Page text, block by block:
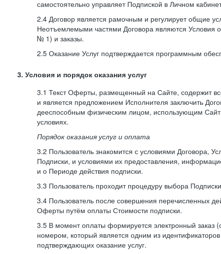
самостоятельно управляет Подпиской в Личном
2.4 Договор является рамочным и регулирует общие
Неотъемлемыми частями Договора являются Условия
№ 1) и заказы.
2.5 Оказание Услуг подтверждается программным
3. Условия и порядок оказания услуг
3.1 Текст Оферты, размещенный на Сайте, содержит
и является предложением Исполнителя заключить
дееспособным физическим лицом, использующим
условиях.
Порядок оказания услуг и оплата
3.2 Пользователь знакомится с условиями Договора,
Подписки, и условиями их предоставления,
и о Периоде действия подписки.
3.3 Пользователь проходит процедуру выбора
3.4 Пользователь после совершения перечисленных
Оферты путём оплаты Стоимости подписки.
3.5 В момент оплаты формируется электронный заказ
номером, который является одним из
подтверждающих оказание услуг.